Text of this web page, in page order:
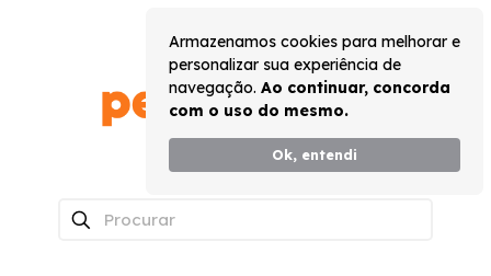
Armazenamos cookies para melhorar e
personalizar sua experiência de
navegação. Ao continuar, concorda
com o uso do mesmo.
Ok, entendi